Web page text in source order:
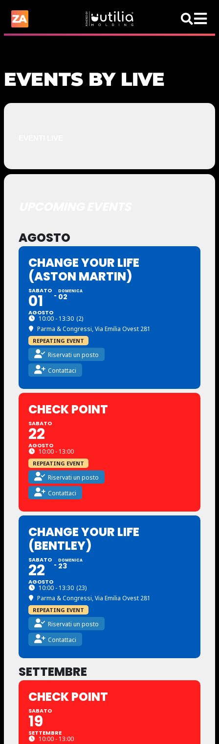
EVENTS BY LIVE
AGOSTO
CHANGE YOUR LIFE
(ASTON MARTIN)
SABATO
01
AGOSTO
DOMENICA
02
10:00 - 13:30 (2)
Parma & Congressi, Via Emilia Ovest 281
REPEATING EVENT
Riservati un posto
Contattaci
CHECK POINT
SABATO
22
AGOSTO
10:00 - 13:00
REPEATING EVENT
Riservati un posto
Contattaci
CHANGE YOUR LIFE
(BENTLEY)
SABATO
22
AGOSTO
DOMENICA
23
10:00 - 13:30 (23)
Parma & Congressi, Via Emilia Ovest 281
REPEATING EVENT
Riservati un posto
Contattaci
SETTEMBRE
CHECK POINT
SABATO
19
SETTEMBRE
10:00 - 13:00